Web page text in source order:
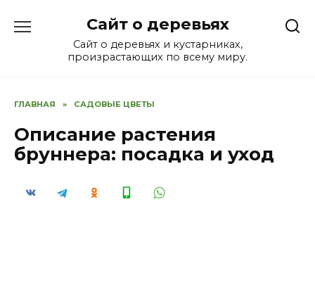
содержанию
Сайт о деревьях
Сайт о деревьях и кустарниках,
произрастающих по всему миру.
ГЛАВНАЯ » САДОВЫЕ ЦВЕТЫ
Описание растения
бруннера: посадка и уход